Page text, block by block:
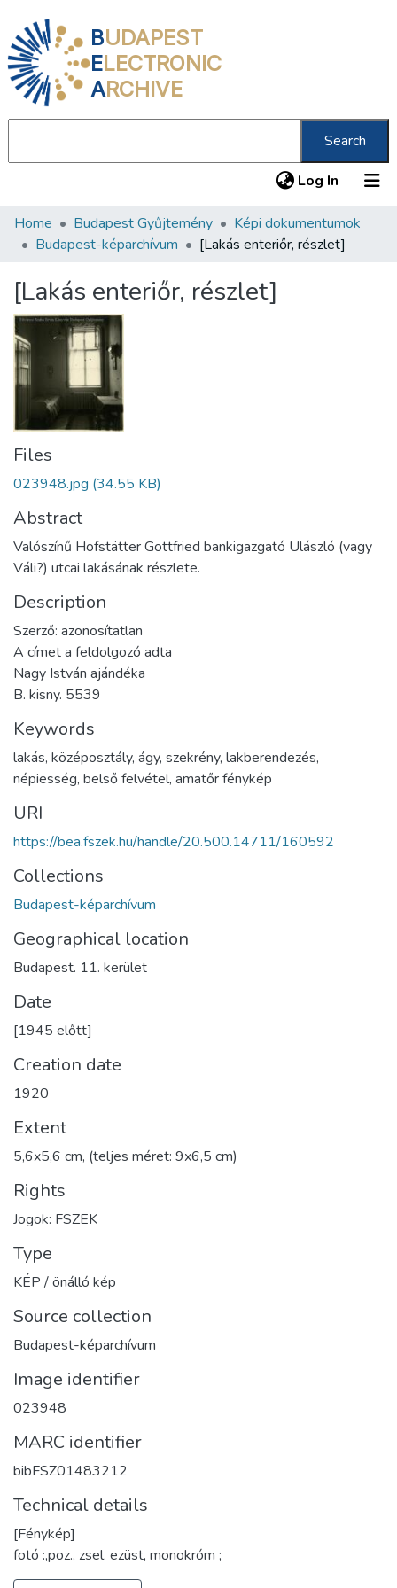
BUDAPEST
ELECTRONIC
ARCHIVE
Search
Log In (current)
Communities & Collections
Statistics
About us
Home Budapest Gyűjtemény
Képi dokumentumok
Budapest-képarchívum
[Lakás enteriőr, részlet]
[Lakás enteriőr, részlet]
Files
023948.jpg (34.55 KB)
Abstract
Valószínű Hofstätter Gottfried bankigazgató Ulászló (vagy
Váli?) utcai lakásának részlete.
Description
Szerző: azonosítatlan
A címet a feldolgozó adta
Nagy István ajándéka
B. kisny. 5539
Keywords
lakás, középosztály, ágy, szekrény, lakberendezés,
népiesség, belső felvétel, amatőr fénykép
URI
https://bea.fszek.hu/handle/20.500.14711/160592
Collections
Budapest-képarchívum
Geographical location
Budapest. 11. kerület
Date
[1945 előtt]
Creation date
1920
Extent
5,6x5,6 cm, (teljes méret: 9x6,5 cm)
Rights
Jogok: FSZEK
Type
KÉP / önálló kép
Source collection
Budapest-képarchívum
Image identifier
023948
MARC identifier
bibFSZ01483212
Technical details
[Fénykép]
fotó :,poz., zsel. ezüst, monokróm ;